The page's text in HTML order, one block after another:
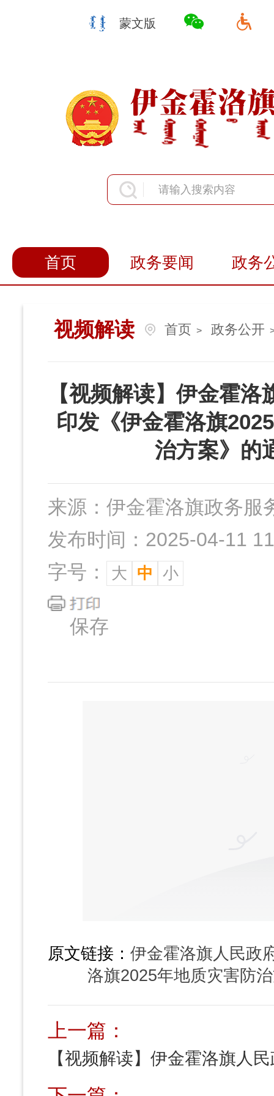
蒙文版
首页 政务要闻
政务
视频解读 首页 > 政务公开
【视频解读】伊金霍洛
印发《伊金霍洛旗
治方案》的
来源： 伊金霍洛旗政务服
发布时间：2025-04-11
字号：
大 中 小
保存
原文链接： 伊金霍洛旗人民政
洛旗2025年地质灾害防
上一篇：